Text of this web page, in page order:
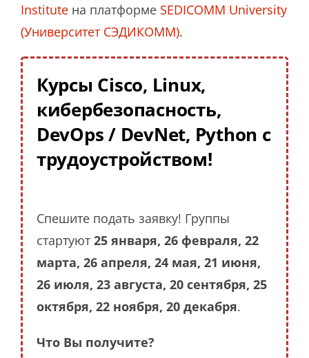
Institute на платформе SEDICOMM University
(Университет СЭДИКОММ).
Курсы Cisco, Linux,
кибербезопасность,
DevOps / DevNet, Python с
трудоустройством!
Спешите подать заявку! Группы
стартуют 25 января, 26 февраля, 22
марта, 26 апреля, 24 мая, 21 июня,
26 июля, 23 августа, 20 сентября, 25
октября, 22 ноября, 20 декабря.
Что Вы получите?